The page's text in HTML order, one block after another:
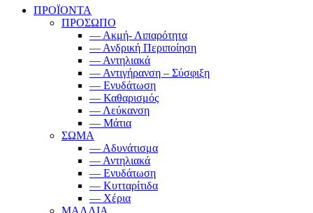
ΠΡΟΪΟΝΤΑ
ΠΡΟΣΩΠΟ
— Ακμή- Λιπαρότητα
— Ανδρική Περιποίηση
— Αντηλιακά
— Αντιγήρανση – Σύσφιξη
— Ενυδάτωση
— Καθαρισμός
— Λεύκανση
— Μάτια
ΣΩΜΑ
— Αδυνάτισμα
— Αντηλιακά
— Ενυδάτωση
— Κυτταρίτιδα
— Χέρια
ΜΑΛΛΙΑ